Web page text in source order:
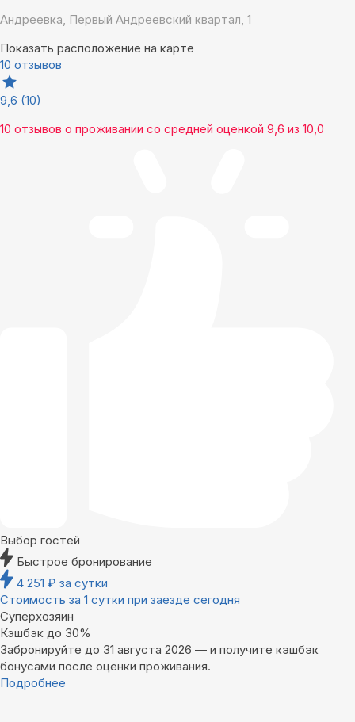
Андреевка, Первый Андреевский квартал, 1
Показать расположение на карте
10 отзывов
9,6 (10)
10 отзывов о проживании со средней оценкой 9,6 из 10,0
Выбор гостей
Быстрое бронирование
4 251 ₽ за сутки
Стоимость за 1 сутки при заезде сегодня
Суперхозяин
Кэшбэк до 30%
Забронируйте до 31 августа 2026 — и получите кэшбэк
бонусами после оценки проживания.
Подробнее